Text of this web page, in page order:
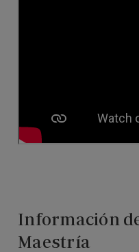
Información
Maestría